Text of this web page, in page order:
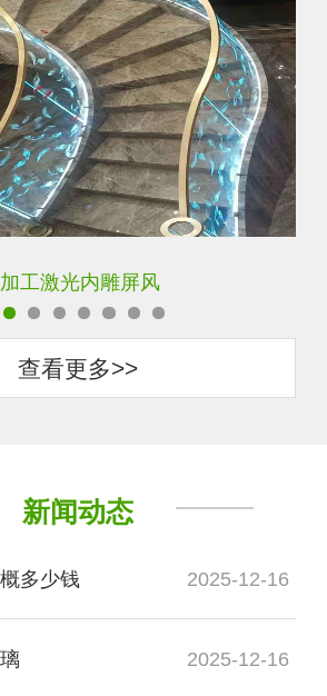
3D激光内雕玻璃
查看更多>>
新闻动态
多少钱 2025-12-16
2025-12-16